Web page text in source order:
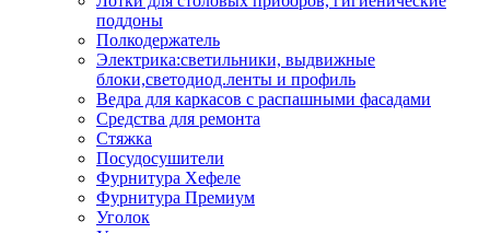
поддоны
Полкодержатель
Электрика:светильники, выдвижные
блоки,светодиод.ленты и профиль
Ведра для каркасов с распашными фасадами
Средства для ремонта
Стяжка
Посудосушители
Фурнитура Хефеле
Фурнитура Премиум
Уголок